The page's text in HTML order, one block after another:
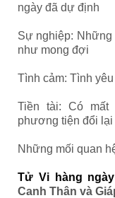
ngày đã dự định
Sự nghiệp:
như mong đợi
Tình cảm: Tình
Tiền tài: Có
phương tiện đổi
Những mối quan
Tử Vi hàng ngày
Canh Thân và